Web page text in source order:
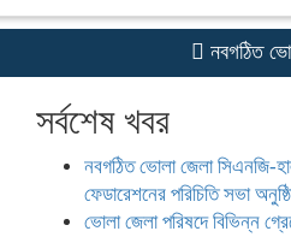
নবগঠিত ভোলা
সর্বশেষ খবর
নবগঠিত ভোলা জেলা সিএনজি-
ফেডারেশনের পরিচিতি সভা
ভোলা জেলা পরিষদে বিভিন্ন